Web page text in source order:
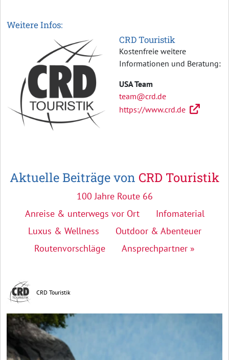
Weitere Infos:
CRD Touristik
Kostenfreie weitere
Informationen und Beratung:
USA Team
team@crd.de
https://www.crd.de
Aktuelle Beiträge von CRD Touristik
100 Jahre Route 66
Anreise & unterwegs vor Ort
Infomaterial
Luxus & Wellness
Outdoor & Abenteuer
Routenvorschläge
Ansprechpartner »
CRD Touristik